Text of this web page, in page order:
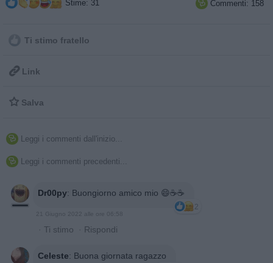
Stime: 31  Commenti: 158
Ti stimo fratello
 Link
 Salva
 Leggi i commenti dall'inizio...
 Leggi i commenti precedenti...
Dr00py: Buongiorno amico mio 😄☕☕
2
21 Giugno 2022 alle ore 06:58
· Ti stimo · Rispondi
Celeste: Buona giornata ragazzo